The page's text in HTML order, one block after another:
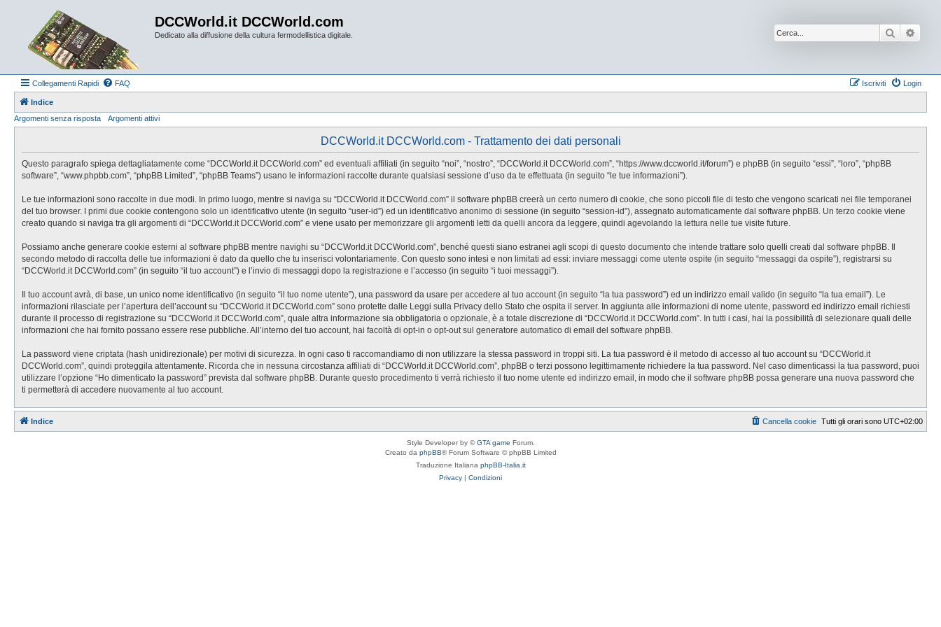
DCCWorld.it DCCWorld.com
Dedicato alla diffusione della cultura fermodellistica digitale. Cerca
Collegamenti Rapidi FAQ Login
Iscriviti
Indice
Argomenti senza risposta
Argomenti attivi
DCCWorld.it DCCWorld.com - Trattamento dei dati personali
Questo paragrafo spiega dettagliatamente come “DCCWorld.it DCCWorld.com” ed eventuali affiliati (in seguito “noi”, “nostro”, “DCCWorld.it DCCWorld.com”, “https://www.dccworld.it/forum”) e phpBB (in seguito “essi”, “loro”, “phpBB
software”, “www.phpbb.com”, “phpBB Limited”, “phpBB Teams”) usano le informazioni raccolte durante qualsiasi sessione d’uso da te effettuata (in seguito “le tue informazioni”).
Le tue informazioni sono raccolte in due modi. In primo luogo, mentre si naviga su “DCCWorld.it DCCWorld.com” il software phpBB creerà un certo numero di cookie, che sono piccoli file di testo che vengono scaricati nei file temporanei
del tuo browser. I primi due cookie contengono solo un identificativo utente (in seguito “user-id”) ed un identificativo anonimo di sessione (in seguito “session-id”), assegnato automaticamente dal software phpBB. Un terzo cookie viene
creato quando si naviga tra gli argomenti di “DCCWorld.it DCCWorld.com” e viene usato per memorizzare gli argomenti letti da quelli ancora da leggere, quindi agevolando la lettura nelle tue visite future.
Possiamo anche generare cookie esterni al software phpBB mentre navighi su “DCCWorld.it DCCWorld.com”, benché questi siano estranei agli scopi di questo documento che intende trattare solo quelli creati dal software phpBB. Il
secondo metodo di raccolta delle tue informazioni è dato da quello che tu inserisci volontariamente. Con questo sono intesi e non limitati ad essi: inviare messaggi come utente ospite (in seguito “messaggi da ospite”), registrarsi su
“DCCWorld.it DCCWorld.com” (in seguito “il tuo account”) e l’invio di messaggi dopo la registrazione e l’accesso (in seguito “i tuoi messaggi”).
Il tuo account avrà, di base, un unico nome identificativo (in seguito “il tuo nome utente”), una password da usare per accedere al tuo account (in seguito “la tua password”) ed un indirizzo email valido (in seguito “la tua email”). Le
informazioni rilasciate per l’apertura dell’account su “DCCWorld.it DCCWorld.com” sono protette dalle Leggi sulla Privacy dello Stato che ospita il server. In aggiunta alle informazioni di nome utente, password ed indirizzo email richiesti
durante il processo di registrazione su “DCCWorld.it DCCWorld.com”, quale altra informazione sia obbligatoria o opzionale, è a totale discrezione di “DCCWorld.it DCCWorld.com”. In tutti i casi, hai la possibilità di selezionare quali delle
informazioni che hai fornito possano essere rese pubbliche. All’interno del tuo account, hai facoltà di opt-in o opt-out sul generatore automatico di email del software phpBB.
La password viene criptata (hash unidirezionale) per motivi di sicurezza. In ogni caso ti raccomandiamo di non utilizzare la stessa password in troppi siti. La tua password è il metodo di accesso al tuo account su “DCCWorld.it
DCCWorld.com”, quindi proteggila attentamente. Ricorda che in nessuna circostanza affiliati di “DCCWorld.it DCCWorld.com”, phpBB o terzi possono legittimamente richiedere la tua password. Nel caso dimenticassi la tua password, puoi
utilizzare l’opzione “Ho dimenticato la password” prevista dal software phpBB. Durante questo procedimento ti verrà richiesto il tuo nome utente ed indirizzo email, in modo che il software phpBB possa generare una nuova password che
ti permetterà di accedere nuovamente al tuo account.
Indice Tutti gli orari sono UTC+02:00
Cancella cookie
Style Developer by ©GTA game Forum.
Creato da phpBB® Forum Software © phpBB Limited
Traduzione Italiana phpBB-Italia.it
Privacy | Condizioni